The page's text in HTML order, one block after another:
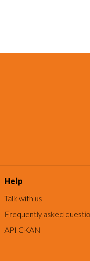
Help
Talk with us
Frequently asked
API CKAN